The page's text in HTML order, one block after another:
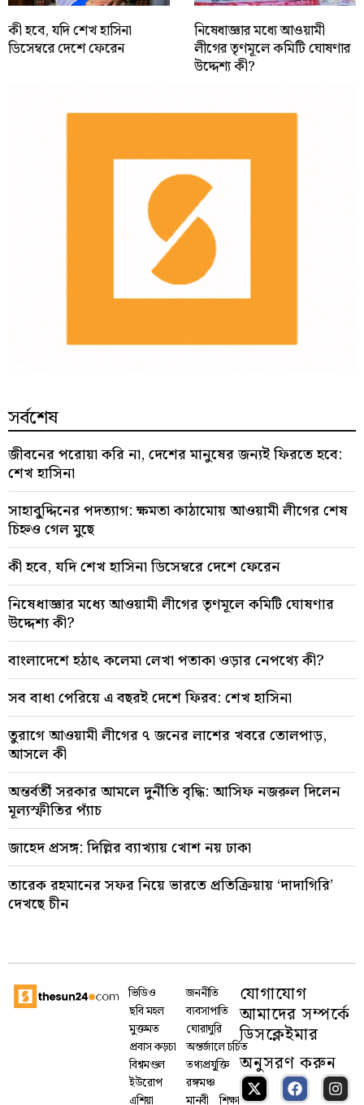
কী হবে, যদি শেখ হাসিনা
ডিসেম্বরে দেশে ফেরেন
নিষেধাজ্ঞার মধ্যে আওয়ামী
লীগের তৃণমূলে কমিটি ঘোষণার
উদ্দেশ্য কী?
সর্বশেষ
জীবনের পরোয়া করি না, দেশের মানুষের জন্যই ফিরতে হবে:
শেখ হাসিনা
সাহাবু্দ্দিনের পদত্যাগ: ক্ষমতা কাঠামোয় আওয়ামী লীগের শেষ
চিহ্নও গেল মুছে
কী হবে, যদি শেখ হাসিনা ডিসেম্বরে দেশে ফেরেন
নিষেধাজ্ঞার মধ্যে আওয়ামী লীগের তৃণমূলে কমিটি ঘোষণার
উদ্দেশ্য কী?
বাংলাদেশে হঠাৎ কলেমা লেখা পতাকা ওড়ার নেপথ্যে কী?
সব বাধা পেরিয়ে এ বছরই দেশে ফিরব: শেখ হাসিনা
তুরাগে আওয়ামী লীগের ৭ জনের লাশের খবরে তোলপাড়,
আসলে কী
অন্তর্বর্তী সরকার আমলে দুর্নীতি বৃদ্ধি: আসিফ নজরুল দিলেন
মূল্যস্ফীতির প্যাঁচ
জাহেদ প্রসঙ্গ: দিল্লির ব্যাখ্যায় খোশ নয় ঢাকা
তারেক রহমানের সফর নিয়ে ভারতে প্রতিক্রিয়ায় ‘দাদাগিরি’
দেখছে চীন
ভিডিও
ছবি মহল
মুক্তমত
প্রবাস কড়চা
বিশ্বমণ্ডল
ইউরোপ
এশিয়া
জননীতি
ব্যবসাপাতি
ঘোরাঘুরি
অন্তর্জালে চর্চিত
তথ্যপ্রযু্ক্তি
রঙ্গমঞ্চ
মানবী
শিক্ষা
যোগাযোগ
আমাদের সম্পর্কে
ডিসক্লেইমার
অনুসরণ করুন